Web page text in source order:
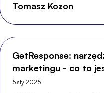
Tomasz Kozon
GetResponse:
marketingu - co to
5 sty 2025